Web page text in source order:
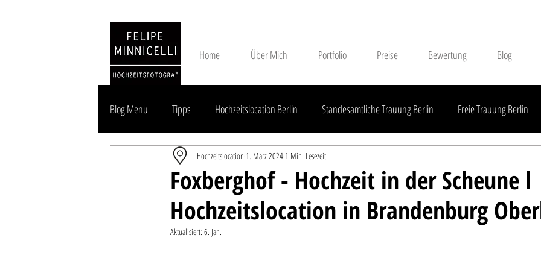
Home Über Mich Portfolio Preise Bewertung Blog
Blog Menu Tipps Hochzeitslocation Berlin Standesamtliche Trauung Berlin Freie Trauung Berlin
Hochzeitslocation Brandenburg Standesamtliche Trauung Brandenburg
Kirchliche Trauung Brandenburg Außerhalb Brandenburgs Hochzeitsdienstleister
Foxberghof - Hochzeit in der Scheune l
Hochzeitslocation in Brandenburg
Hochzeitslocation 1. März 2024 1 Min. Lesezeit
Aktualisiert: 6. Jan.